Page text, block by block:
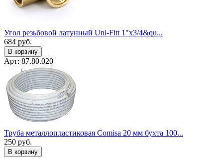
Угол резьбовой латунный Uni-Fitt 1"x3/4&qu...
684 руб.
В корзину
Арт: 87.80.020
Труба металлопластиковая Comisa 20 мм бухта 100...
250 руб.
В корзину